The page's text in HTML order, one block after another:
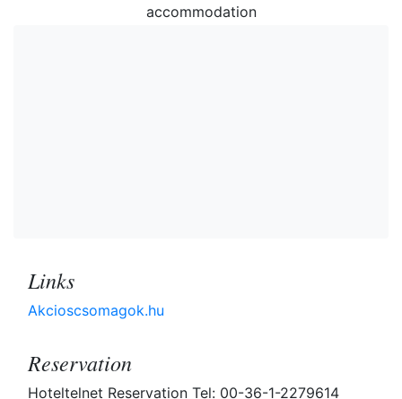
accommodation
Links
Akcioscsomagok.hu
Reservation
Hoteltelnet Reservation Tel: 00-36-1-2279614